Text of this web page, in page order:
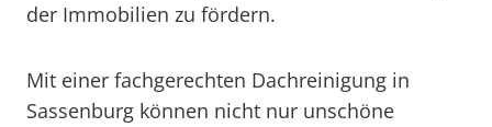
der Immobilien zu fördern.
Mit einer fachgerechten Dachreinigung in
Sassenburg können nicht nur unschöne